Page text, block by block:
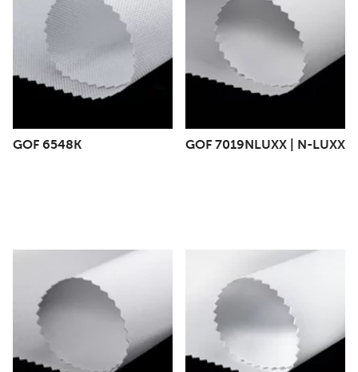
GOF 6548K GOF 7019NLUXX | N-LUXX